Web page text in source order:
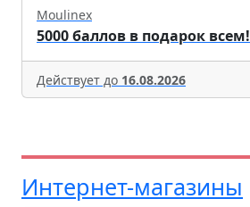
Moulinex
5000 баллов в подарок всем!
Действует до 16.08.2026
Интернет-магазины